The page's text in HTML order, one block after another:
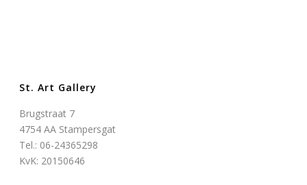
St. Art Gallery
Brugstraat 7
4754 AA Stampersgat
Tel.: 06-24365298
KvK: 20150646